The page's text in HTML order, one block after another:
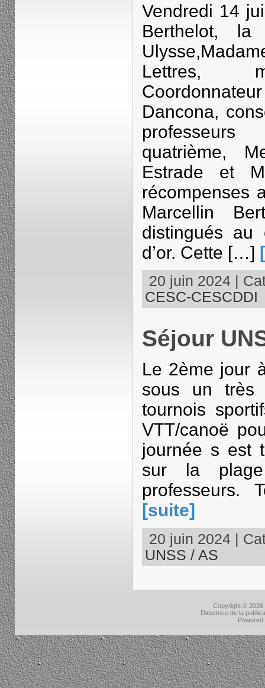
Vendredi 14
Berthelot, la
Lettres,
Dancona,
quatrième,
Estrade et
récompenses
Marcellin
distingués au
d’or. Cette […]
20 juin 2024 |
CESC-CESCDDI
Séjour
Le 2ème jour
sous un très
tournois
VTT/canoë
journée s est
sur la
professeurs.
[suite]
20 juin 2024 |
UNSS / AS
Copyright © 2026
Directrice de la